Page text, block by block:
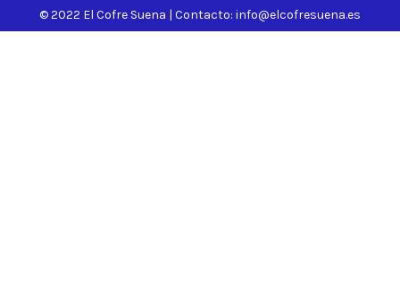
© 2022 El Cofre Suena | Contacto: info@elcofresuena.es